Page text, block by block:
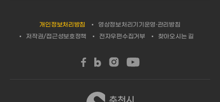
개인정보처리방침
영상정보처리기기운영·관리방침
저작권/접근성보호정책
전자우편수집거부 찾아오시는 길